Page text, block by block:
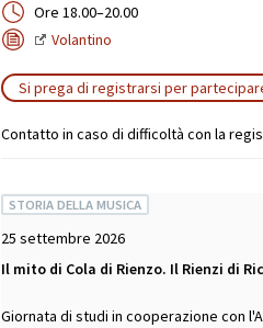
Ore 18.00–20.00
Volantino
Si prega di registrarsi per
Contatto in caso di difficoltà con la
STORIA DELLA MUSICA
25 settembre 2026
Il mito di Cola di Rienzo. Il Rienzi di
Giornata di studi in cooperazione con